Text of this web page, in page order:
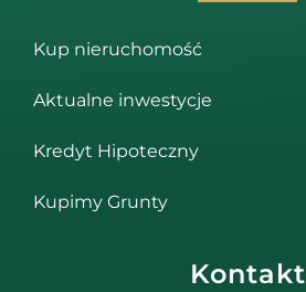
Kup nieruchomość
Aktualne inwestycje
Kredyt Hipoteczny
Kupimy Grunty
Kontakt